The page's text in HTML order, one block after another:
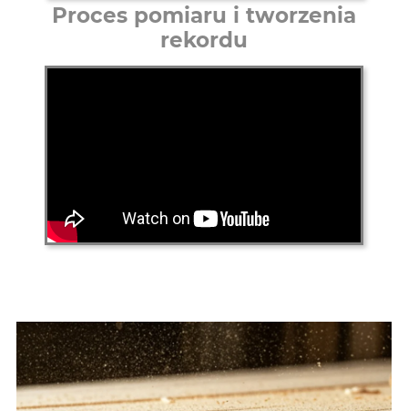
Proces pomiaru i tworzenia
rekordu